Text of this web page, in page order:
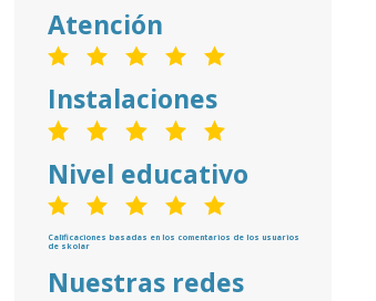
Atención
Instalaciones
Nivel educativo
Calificaciones basadas en los comentarios de los usuarios
de skolar
Nuestras redes